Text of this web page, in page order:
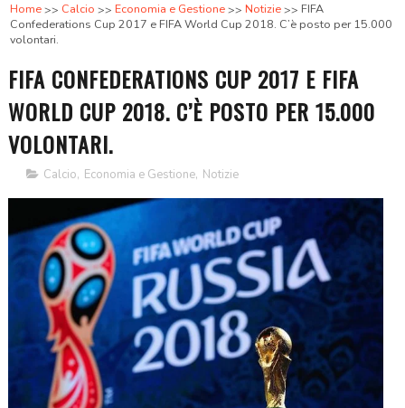
Home Calcio Economia e Gestione Notizie
FIFA
Confederations Cup 2017 e FIFA World Cup 2018. C’è posto per 15.000
volontari.
FIFA CONFEDERATIONS CUP 2017 E FIFA
WORLD CUP 2018. C’È POSTO PER 15.000
VOLONTARI.
Calcio, Economia e Gestione, Notizie